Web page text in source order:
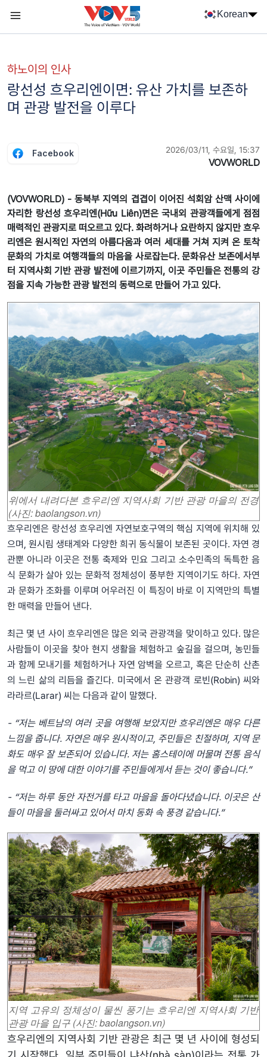
Korean
하노이의 인사
랑선성 흐우리엔이면: 유산 가치를 보존하
며 관광 발전을 이루다
Facebook 2026/03/11, 수요일, 15:37
VOVWORLD
(VOVWORLD) - 동북부 지역의 겹겹이 이어진 석회암 산맥 사이에
자리한 랑선성 흐우리엔(Hữu Liên)면은 국내외 관광객들에게 점점
매력적인 관광지로 떠오르고 있다. 화려하거나 요란하지 않지만 흐우
리엔은 원시적인 자연의 아름다움과 여러 세대를 거쳐 지켜 온 토착
문화의 가치로 여행객들의 마음을 사로잡는다. 문화유산 보존에서부
터 지역사회 기반 관광 발전에 이르기까지, 이곳 주민들은 전통의 강
점을 지속 가능한 관광 발전의 동력으로 만들어 가고 있다.
위에서 내려다본 흐우리엔 지역사회 기반 관광 마을의 전경
(사진: baolangson.vn)
흐우리엔은 랑선성 흐우리엔 자연보호구역의 핵심 지역에 위치해 있
으며, 원시림 생태계와 다양한 희귀 동식물이 보존된 곳이다. 자연 경
관뿐 아니라 이곳은 전통 축제와 민요 그리고 소수민족의 독특한 음
식 문화가 살아 있는 문화적 정체성이 풍부한 지역이기도 하다. 자연
과 문화가 조화를 이루며 어우러진 이 특징이 바로 이 지역만의 특별
한 매력을 만들어 낸다.
최근 몇 년 사이 흐우리엔은 많은 외국 관광객을 맞이하고 있다. 많은
사람들이 이곳을 찾아 현지 생활을 체험하고 숲길을 걸으며, 농민들
과 함께 모내기를 체험하거나 자연 암벽을 오르고, 혹은 단순히 산촌
의 느린 삶의 리듬을 즐긴다. 미국에서 온 관광객 로빈(Robin) 씨와
라라르(Larar) 씨는 다음과 같이 말했다.
- “저는 베트남의 여러 곳을 여행해 보았지만 흐우리엔은 매우 다른
느낌을 줍니다. 자연은 매우 원시적이고, 주민들은 친절하며, 지역 문
화도 매우 잘 보존되어 있습니다. 저는 홈스테이에 머물며 전통 음식
을 먹고 이 땅에 대한 이야기를 주민들에게서 듣는 것이 좋습니다.”
- “저는 하루 동안 자전거를 타고 마을을 돌아다녔습니다. 이곳은 산
들이 마을을 둘러싸고 있어서 마치 동화 속 풍경 같습니다.”
지역 고유의 정체성이 물씬 풍기는 흐우리엔 지역사회 기반
관광 마을 입구 (사진:baolangson.vn)
흐우리엔의 지역사회 기반 관광은 최근 몇 년 사이에 형성되